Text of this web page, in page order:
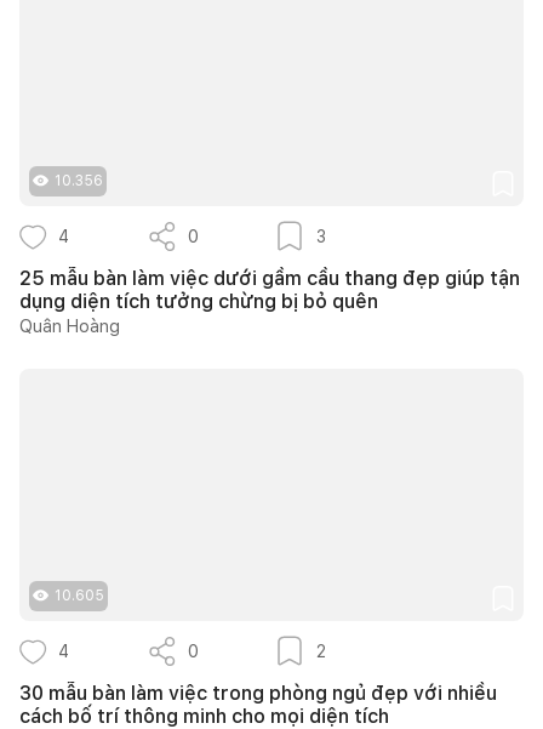
10.356
4 0 3
25 mẫu bàn làm việc dưới gầm cầu thang đẹp giúp tận
dụng diện tích tưởng chừng bị bỏ quên
Quân Hoàng
10.605
4 0 2
30 mẫu bàn làm việc trong phòng ngủ đẹp với nhiều
cách bố trí thông minh cho mọi diện tích